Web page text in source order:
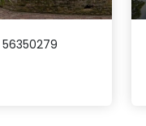
56350279